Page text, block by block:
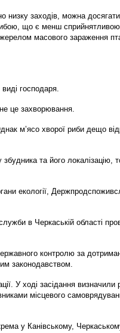
заходів, можна
що є менш
масового зараження
господаря.
це захворювання.
м’ясо хворої риби дещо
та його локалізацію,
екології,
в Черкаській області
контролю за
законодавством.
У ході засідання
місцевого
у Канівському,